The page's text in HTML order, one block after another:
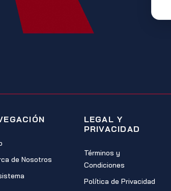
de Nosotros
LEGAL Y
PRIVACIDAD
Términos y
Condiciones
Política de Privacidad